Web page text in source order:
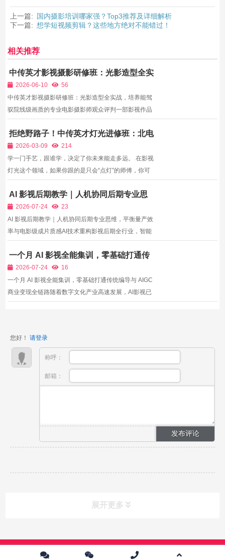
上一篇:
国内摄影培训哪家强？Top3推荐及详细解析
下一篇: 想学短视频剪辑？这些地方绝对不能错过！
相关推荐
中传英才影视摄影研修班：光影造型全实
战，培养能驾驭院线级画质的专业电影摄
影师
2026-06-10
56
中传英才影视摄影研修班：光影造型全实战，培养能驾
驭院线级画质的专业电影摄影师观众评判一部影视作品
的第一创作者，需要融合技术操作、光影审美、叙事表
达、团队多重协作能力。如今短视频、短剧、院线短
片、高端...
拒绝野路子！中传英才灯光进修班：北电
中戏教授+一线灯光指导，手把手教你拍
出电影感
2026-03-09
214
学一门手艺，跟谁学，决定了你未来能走多远。 在影视
灯光这个领域，如果你跟的是只会“点灯”的师傅，你可
程、懂市场的行业大师，你未来的起点就是别人的终
点。 中传英才影视灯光进修班，汇聚了中国传媒大学、
北京电...
AI 影视后期教学｜人机协同后期专业思
维，平衡量产效率与电影级成片质感
2026-07-24
23
AI 影视后期教学｜人机协同后期专业思维，平衡量产效
率与电影级成片质感AI技术重构影视后期全行业，智能
成字幕、一键完成粗剪，调色AI工具快速统一画面基础
亮度色调，AI特效工具低成本制作传统后期难以落地的
宏大视...
一个月 AI 影视全能集训，零基础打通传
统编导与 AIGC 商业变现全链路
2026-07-24
16
一个月 AI 影视全能集训，零基础打通传统编导与 AIGC
商业变现全链路随着数字文化产业高速发展，AI影视已
多数...
您好！ 请登录
称呼：
邮箱：
展开更多
Copyright © 2024 中传英才影视教育培训中心 版权所有 |